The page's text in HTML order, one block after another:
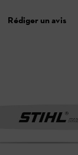
Rédiger un avis